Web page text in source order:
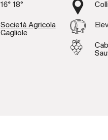
16° 18°
Società Agricola
Gagliole